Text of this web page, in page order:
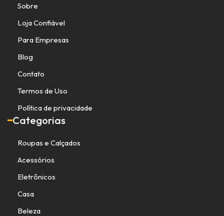
Sobre
Loja Confiável
Para Empresas
Blog
Contato
Termos de Uso
Política de privacidade
Categorias
Roupas e Calçados
Acessórios
Eletrônicos
Casa
Beleza